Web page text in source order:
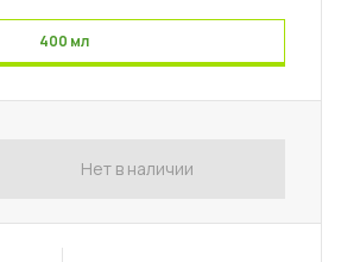
400 мл
Нет в наличии